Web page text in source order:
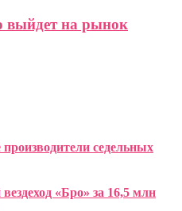
выйдет на рынок
седельных
«Бро» за 16,5 млн